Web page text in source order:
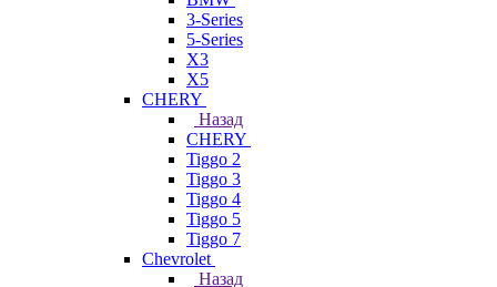
3-Series
5-Series
X3
X5
CHERY
Назад
CHERY
Tiggo 2
Tiggo 3
Tiggo 4
Tiggo 5
Tiggo 7
Chevrolet
Назад